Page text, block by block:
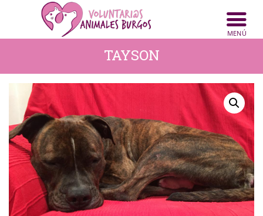
TAYSON
ANIMALES
NOTICIAS
ACTIVIDADES
CONTACTO
COLABORA